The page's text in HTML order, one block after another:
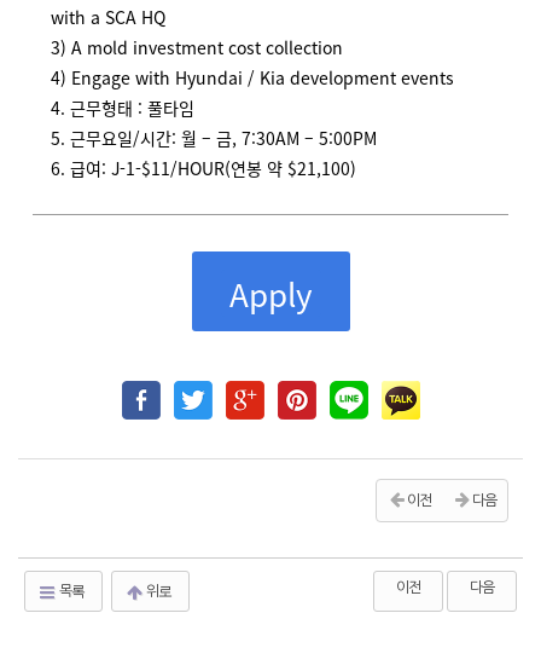
with a SCA HQ
3) A mold investment cost collection
4) Engage with Hyundai / Kia development events
4. 근무형태 : 풀타임
5. 근무요일/시간: 월 – 금, 7:30AM – 5:00PM
6. 급여: J-1-$11/HOUR(연봉 약 $21,100)
Apply
이전 다음
목록 위로 이전 다음